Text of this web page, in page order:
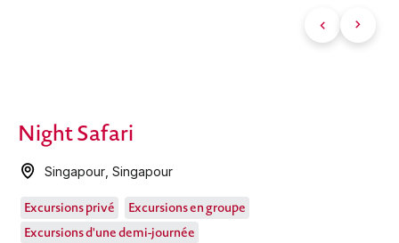
Night Safari
Singapour ,Singapour
Excursions privé
Excursions en groupe
Excursions d'une demi-journée